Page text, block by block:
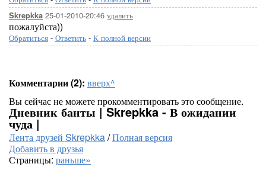
Skrepkka 25-01-2010-20:46 удалить
пожалуйста))
Обратиться - Ответить - К полной версии
Комментарии (2): вверх^
Вы сейчас не можете прокомментировать это сообщение.
Дневник банты | Skrepkka - В ожидании
чуда |
Лента друзей Skrepkka/Полная версия
Добавить в друзья
Страницы: раньше»